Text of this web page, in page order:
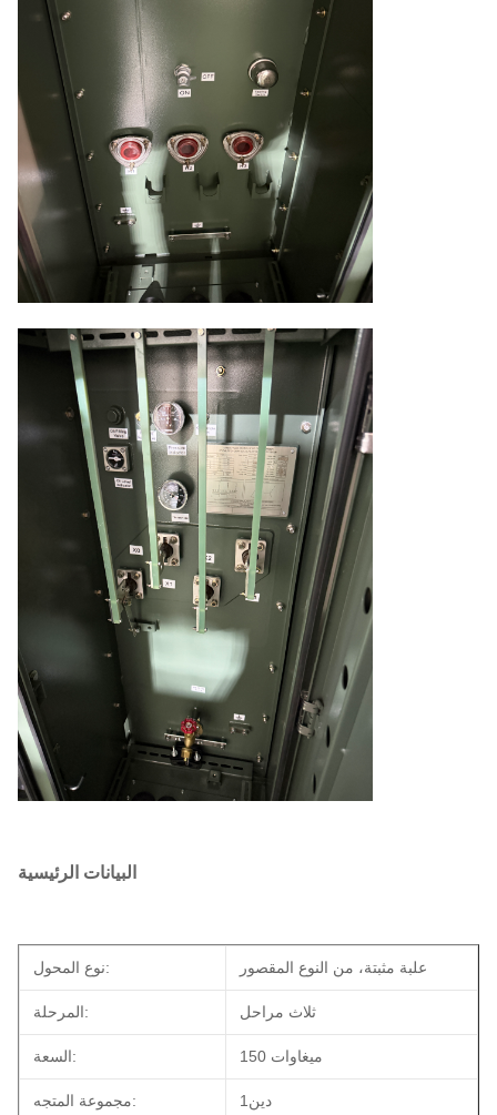
البيانات الرئيسية
نوع المحول: علبة مثبتة، من النوع المقصور
المرحلة: ثلاث مراحل
السعة: 150 ميغاوات
مجموعة المتجه: دين1